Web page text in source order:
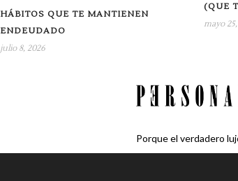
HÁBITOS QUE TE MANTIENEN
ENDEUDADO
julio 8, 2026
(QUE
mayo
Porque el verdadero